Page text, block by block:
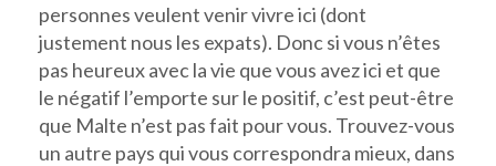
personnes veulent venir vivre ici (dont
justement nous les expats). Donc si vous n’êtes
pas heureux avec la vie que vous avez ici et que
le négatif l’emporte sur le positif, c’est peut-être
que Malte n’est pas fait pour vous. Trouvez-vous
un autre pays qui vous correspondra mieux, dans